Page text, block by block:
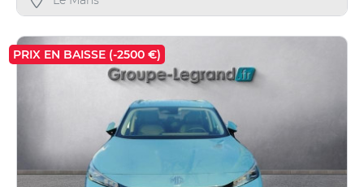
PRIX EN BAISSE (-2500 €)